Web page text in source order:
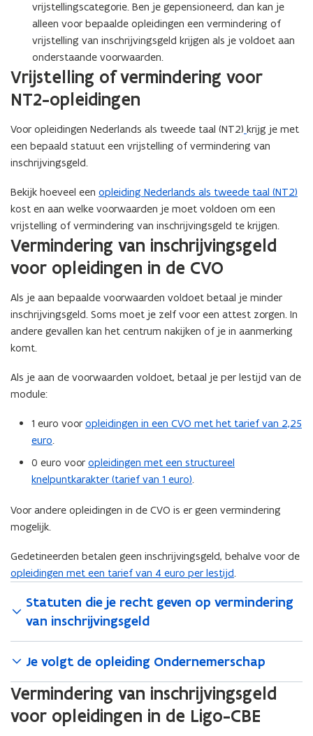
vrijstellingscategorie. Ben je gepensioneerd, dan kan je
alleen voor bepaalde opleidingen een vermindering of
vrijstelling van inschrijvingsgeld krijgen als je voldoet aan
onderstaande voorwaarden.
Vrijstelling of vermindering voor
NT2-opleidingen
Voor opleidingen Nederlands als tweede taal (NT2) krijg je met
een bepaald statuut een vrijstelling of vermindering van
inschrijvingsgeld.
Bekijk hoeveel een opleiding Nederlands als tweede taal (NT2)
kost en aan welke voorwaarden je moet voldoen om een
vrijstelling of vermindering van inschrijvingsgeld te krijgen.
Vermindering van inschrijvingsgeld
voor opleidingen in de CVO
Als je aan bepaalde voorwaarden voldoet betaal je minder
inschrijvingsgeld. Soms moet je zelf voor een attest zorgen. In
andere gevallen kan het centrum nakijken of je in aanmerking
komt.
Als je aan de voorwaarden voldoet, betaal je per lestijd van de
module:
1 euro voor opleidingen in een CVO met het tarief van 2,25
euro.
0 euro voor opleidingen met een structureel
knelpuntkarakter (tarief van 1 euro).
Voor andere opleidingen in de CVO is er geen vermindering
mogelijk.
Gedetineerden betalen geen inschrijvingsgeld, behalve voor de
opleidingen met een tarief van 4 euro per lestijd.
Statuten die je recht geven op vermindering
van inschrijvingsgeld
Je volgt de opleiding Ondernemerschap
Vermindering van inschrijvingsgeld
voor opleidingen in de Ligo-CBE